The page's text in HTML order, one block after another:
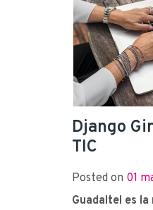
Django
TIC
Posted on 01
Guadaltel es